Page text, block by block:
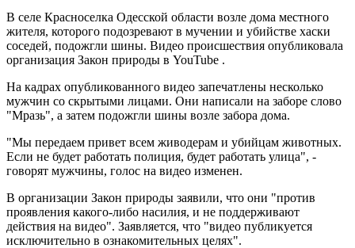
В селе Красноселка Одесской области возле дома местного
жителя, которого подозревают в мучении и убийстве хаски
соседей, подожгли шины. Видео происшествия опубликовала
организация Закон природы в YouTube .
На кадрах опубликованного видео запечатлены несколько
мужчин со скрытыми лицами. Они написали на заборе слово
"Мразь", а затем подожгли шины возле забора дома.
"Мы передаем привет всем живодерам и убийцам животных.
Если не будет работать полиция, будет работать улица", -
говорят мужчины, голос на видео изменен.
В организации Закон природы заявили, что они "против
проявления какого-либо насилия, и не поддерживают
действия на видео". Заявляется, что "видео публикуется
исключительно в ознакомительных целях".